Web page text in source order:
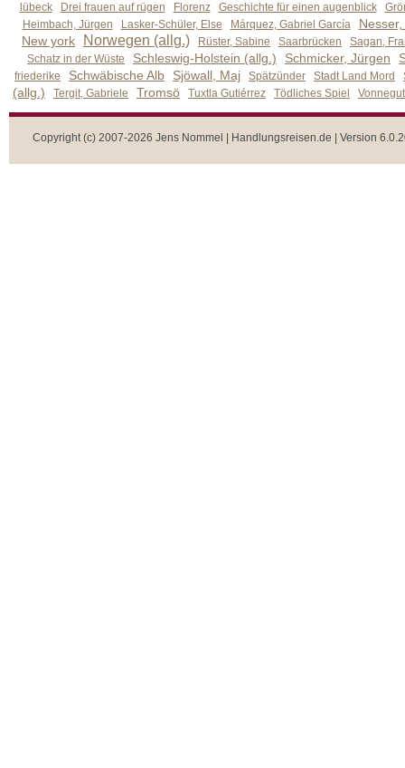
lübeck
Drei frauen auf rügen Florenz Geschichte für einen augenblick
Heimbach, Jürgen
Lasker-Schüler, Else Márquez, Gabriel García
New york
Norwegen (allg.) Rüster, Sabine Saarbrücken
Sagan,
Schatz in der Wüste
Schleswig-Holstein (allg.) Schmicker, Jürgen
friederike Schwäbische Alb Sjöwall, Maj Spätzünder Stadt Land Mord
(allg.) Tergit, Gabriele Tromsö Tuxtla Gutiérrez Tödliches Spiel
Copyright (c) 2007-2026 Jens Nommel | Handlungsreisen.de | Version